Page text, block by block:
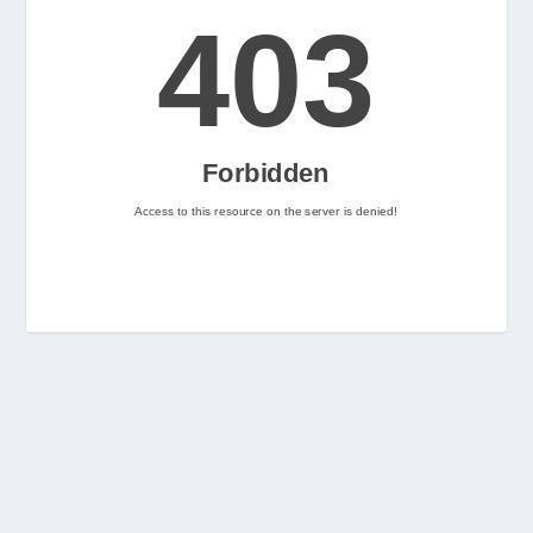
2
Nintenhype.Cat @nintenhype.cat
📅 Ja tenim aquí els
setmana? 👀